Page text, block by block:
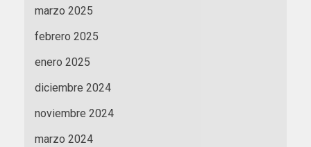
marzo 2025
febrero 2025
enero 2025
diciembre 2024
noviembre 2024
marzo 2024